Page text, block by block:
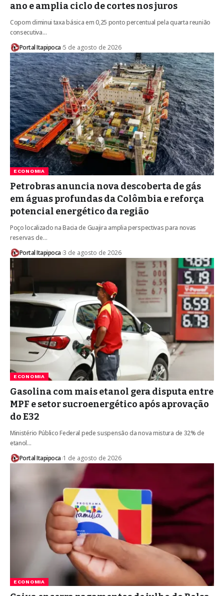
ano e amplia ciclo de cortes nos juros
Copom diminui taxa básica em 0,25 ponto percentual pela quarta reunião
consecutiva…
Portal Itapipoca 5 de agosto de 2026
ECONOMIA
Petrobras anuncia nova descoberta de gás
em águas profundas da Colômbia e reforça
potencial energético da região
Poço localizado na Bacia de Guajira amplia perspectivas para novas
reservas de…
Portal Itapipoca 3 de agosto de 2026
ECONOMIA
Gasolina com mais etanol gera disputa entre
MPF e setor sucroenergético após aprovação
do E32
Ministério Público Federal pede suspensão da nova mistura de 32% de
etanol…
Portal Itapipoca 1 de agosto de 2026
ECONOMIA